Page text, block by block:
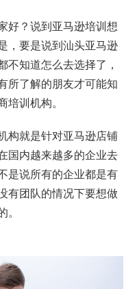
好？说到亚马逊培训想
，要是说到汕头亚马逊
不知道怎么去选择了，
所了解的朋友才可能知
训机构。
构就是针对亚马逊店铺
国内越来越多的企业去
是说所有的企业都是有
有团队的情况下要想做